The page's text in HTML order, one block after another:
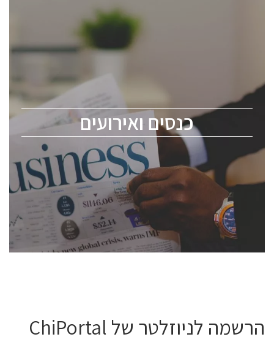
כנסים ואירועים
כנסים ואירועים
לכל העוסקים בתעשיית הסמיקונדקטור כולל מהנדסים,
מומחים מקצועיים ובכירים.
ChipEx2026 will be held on May 12-13, 2026. The
conference is intended for everyone involved in the
semiconductor industry, including engineers,
professional experts, and senior executives.
לחץ לפרטים
הרשמה לניוזלטר של ChiPortal